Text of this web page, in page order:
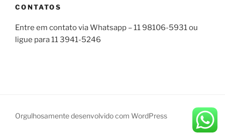
CONTATOS
Entre em contato via Whatsapp – 11 98106-5931 ou
ligue para 11 3941-5246
Orgulhosamente desenvolvido com WordPress